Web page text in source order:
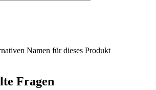
Namen für dieses Produkt
Fragen